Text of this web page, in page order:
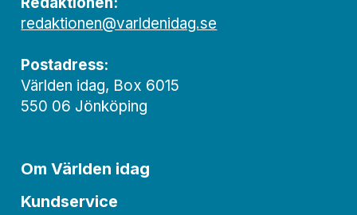
redaktionen@varldenidag.se
Postadress:
Världen idag, Box 6015
550 06 Jönköping
Om Världen idag
Kundservice